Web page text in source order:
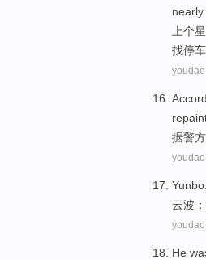
nearly
上个
找停车
youdao
据警方
youdao
Yunbo
云波 ：
youdao
He